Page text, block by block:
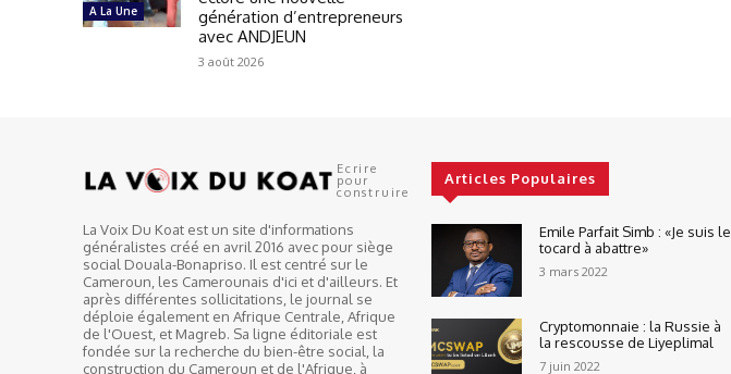
A La Une
génération d’entrepreneurs
avec ANDJEUN
3 août 2026
Ecrire
pour
construire
La Voix Du Koat est un site d'informations
généralistes créé en avril 2016 avec pour siège
social Douala-Bonapriso. Il est centré sur le
Cameroun, les Camerounais d'ici et d'ailleurs. Et
après différentes sollicitations, le journal se
déploie également en Afrique Centrale, Afrique
de l'Ouest, et Magreb. Sa ligne éditoriale est
fondée sur la recherche du bien-être social, la
construction du Cameroun et de l'Afrique, à
Articles Populaires
Emile Parfait Simb : «Je suis le
tocard à abattre»
3 mars 2022
Cryptomonnaie : la Russie à
la rescousse de Liyeplimal
7 juin 2022